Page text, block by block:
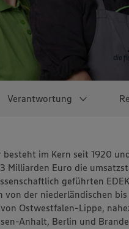
Verantwortung
Unser Leitbild
EDEKA Minden-
Hannover Stiftung
Dokumente
Werden Sie
regionaler Lieferant
Immobilien-
Management
Unsere
Stellenangebote
Einblicke in die
EDEKA-Welt
Josefine Schlutter -
Werkstattleiterin bei
Schäfer´s: So entstehen
besteht im Kern seit 1920
Milliarden Euro die
geführten
von der niederländischen
Ostwestfalen-Lippe,
Anhalt, Berlin und